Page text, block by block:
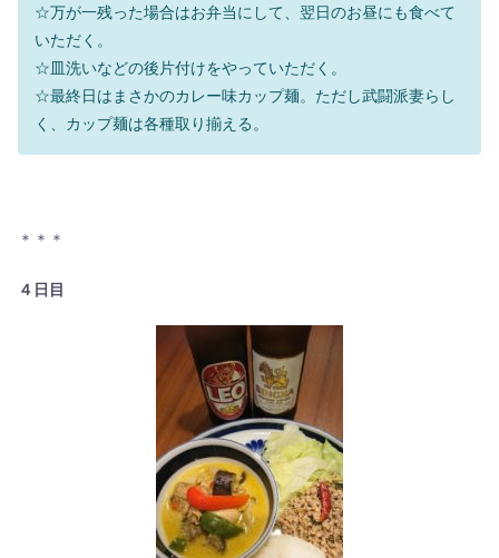
☆万が一残った場合はお弁当にして、翌日のお昼にも食べて
いただく。
☆皿洗いなどの後片付けをやっていただく。
☆最終日はまさかのカレー味カップ麺。ただし武闘派妻らし
く、カップ麺は各種取り揃える。
＊＊＊
４日目